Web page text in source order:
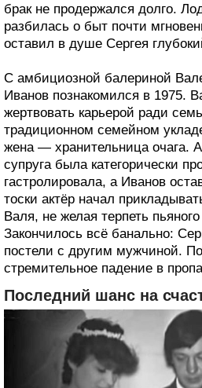
брак не продержался долго.
разбилась о быт почти
оставил в душе Сергея
С амбициозной балериной
Иванов познакомился в 1975.
жертвовать карьерой ради
традиционном семейном
жена — хранительница очага.
супруга была категорически
гастролировала, а Иванов
тоски актёр начал
Валя, не желая терпеть
Закончилось всё банально:
постели с другим мужчиной.
стремительное падение в
Последний шанс на